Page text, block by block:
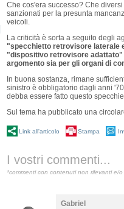
Che cos'era successo? Che
sanzionati per la presunta
veicoli.
La criticità è sorta a seguito degli
"specchietto retrovisore laterale
"dispositivo retrovisore adattato"
argomento sia per gli organi di
In buona sostanza, rimane
sinistro è obbligatorio dagli anni
debba essere fatto questo
Sul tema ha pubblicato una
Link all'articolo Stampa
I vostri commenti...
*commenti con contenuti non rilevanti e/
Gabriel